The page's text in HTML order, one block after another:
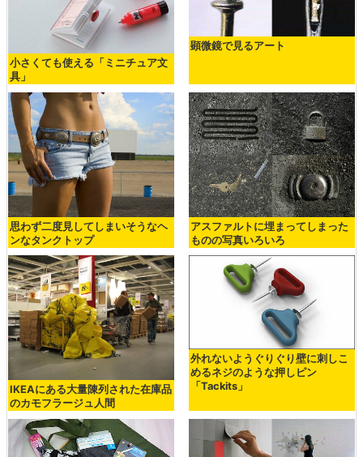
小さくても使える「ミニチュア文
具」
顕微鏡で見るアート
思わず二度見してしまいそうなヘ
ンなタンクトップ
アスファルトに埋まってしまった
ものの写真いろいろ
IKEAにある大量陳列された在庫品
のカモフラージュ人間
外れないようぐりぐり壁に刺しこ
めるネジのような押しピン
「Tackits」